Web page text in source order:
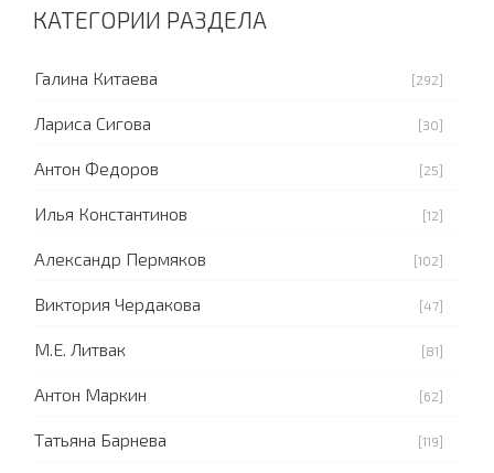
КАТЕГОРИИ РАЗДЕЛА
Галина Китаева [292]
Лариса Сигова [30]
Антон Федоров [25]
Илья Константинов [12]
Александр Пермяков [102]
Виктория Чердакова [47]
М.Е. Литвак [81]
Антон Маркин [62]
Татьяна Барнева [119]